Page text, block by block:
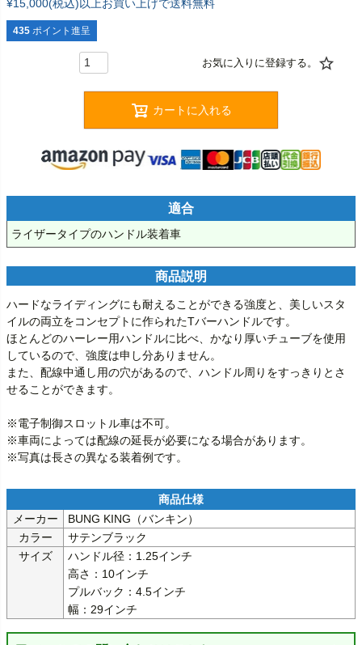
¥15,000(税込)以上お買い上げで送料無料
435 ポイント進呈
カートに入れる
適合
ライザータイプのハンドル装着車
商品説明
ハードなライディングにも耐えることができる強度と、美しいスタ
イルの両立をコンセプトに作られたTバーハンドルです。
ほとんどのハーレー用ハンドルに比べ、かなり厚いチューブを使用
しているので、強度は申し分ありません。
また、配線中通し用の穴があるので、ハンドル周りをすっきりとさ
せることができます。
※電子制御スロットル車は不可。
※車両によっては配線の延長が必要になる場合があります。
※写真は長さの異なる装着例です。
メーカー
BUNG KING（バンキン）
カラー
サテンブラック
サイズ
ハンドル径：1.25インチ
高さ：10インチ
プルバック：4.5インチ
幅：29インチ